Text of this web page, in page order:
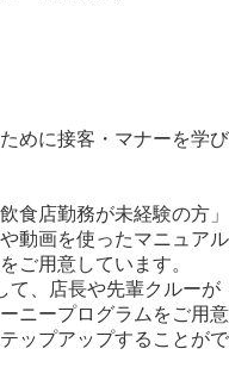
めに接客・マナーを学び
食店勤務が未経験の方」
動画を使ったマニュアル
ご用意しています。
て、店長や先輩クルーが
ニープログラムをご用意
ップアップすることがで